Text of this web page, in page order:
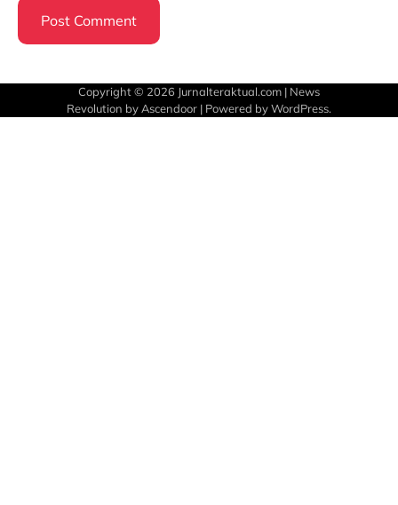
Copyright © 2026 Jurnalteraktual.com | News
Revolution byAscendoor | Powered byWordPress.